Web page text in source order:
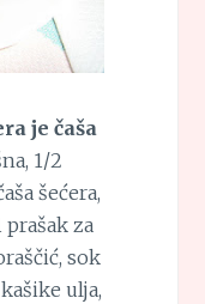
je čaša
1/2
šećera,
za
sok
ulja,